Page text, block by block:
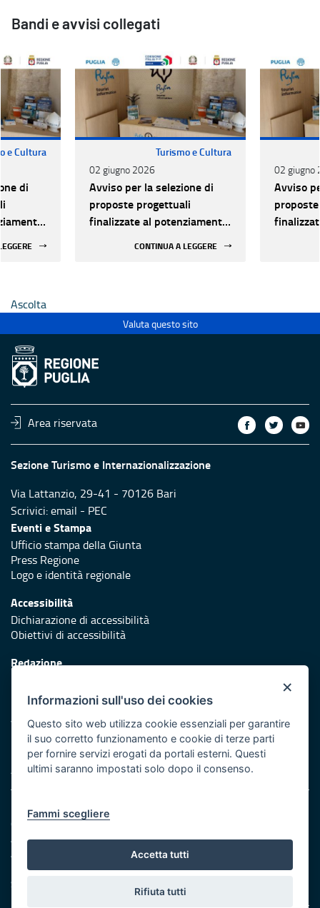
Bandi e avvisi collegati
e Cultura
di
Turismo e Cultura
02 giugno 2026
Avviso per la selezione di
proposte progettuali
finalizzate al potenziamento
CONTINUA A LEGGERE
02 giugno
Avviso
Ascolta
Valuta questo sito
Area riservata
Sezione Turismo e Internazionalizzazione
Via Lattanzio, 29-41 - 70126 Bari
Scrivici:email - PEC
Eventi e Stampa
Ufficio stampa della Giunta
Press Regione
Logo e identità regionale
Accessibilità
Dichiarazione di accessibilità
Obiettivi di accessibilità
Redazione
Protezione civile
Vai al sito di Protezione Civile Puglia
Iniziativa finanziata con risorse del POR Puglia 2014/2020 -
Asse XI
Note legali
Cookie e privacy
Amministrazione trasparente
Atti di notifica
Feed RSS
Servizi Intranet
×
Informazioni sull'uso dei cookies
Questo sito web utilizza cookie essenziali per garantire
il suo corretto funzionamento e cookie di terze parti
per fornire servizi erogati da portali esterni. Questi
ultimi saranno impostati solo dopo il consenso.
Fammi scegliere
Accetta tutti
Rifiuta tutti